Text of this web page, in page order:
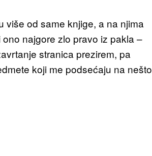
više od same knjige, a na njima
najgore zlo pravo iz pakla –
stranica prezirem, pa
koji me podsećaju na nešto